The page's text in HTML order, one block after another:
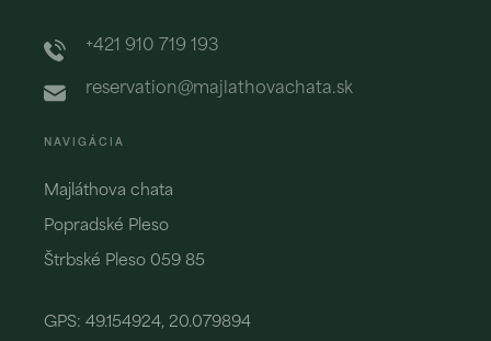
+421 910 719 193
reservation@majlathovachata.sk
NAVIGÁCIA
Majláthova chata
Popradské Pleso
Štrbské Pleso 059 85
GPS: 49.154924, 20.079894